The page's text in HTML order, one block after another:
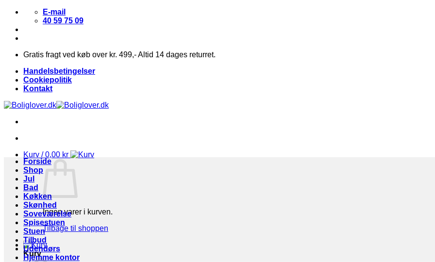
Fortsæt
indhold
E-mail
40 59 75 09
Gratis fragt ved køb over kr. 499,- Altid 14 dages returret.
Handelsbetingelser
Cookiepolitik
Kontakt
Kurv /0,00 kr
Ingen varer i kurven.
Tilbage til shoppen
Kurv
Forside
Shop
Jul
Bad
Køkken
Skønhed
Soveværelse
Spisestuen
Stuen
Tilbud
Udendørs
Hjemme kontor